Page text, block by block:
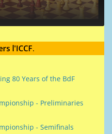
l'ICCF
80 Years of the BdF
- Semifinals
Final